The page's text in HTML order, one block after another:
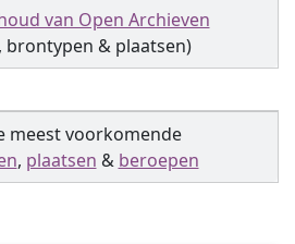
van Open Archieven
brontypen & plaatsen)
meest voorkomende
, plaatsen & beroepen